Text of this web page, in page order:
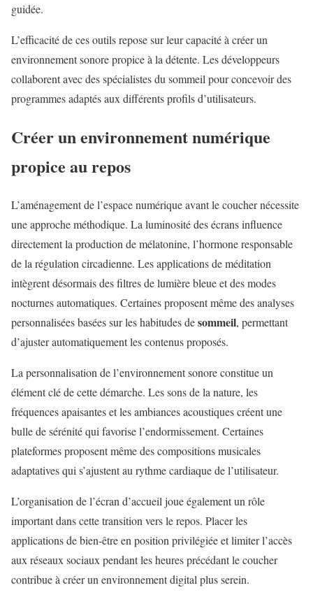
guidée.
L’efficacité de ces outils repose sur leur capacité à créer un
environnement sonore propice à la détente. Les développeurs
collaborent avec des spécialistes du sommeil pour concevoir des
programmes adaptés aux différents profils d’utilisateurs.
Créer un environnement numérique
propice au repos
L’aménagement de l’espace numérique avant le coucher nécessite
une approche méthodique. La luminosité des écrans influence
directement la production de mélatonine, l’hormone responsable
de la régulation circadienne. Les applications de méditation
intègrent désormais des filtres de lumière bleue et des modes
nocturnes automatiques. Certaines proposent même des analyses
personnalisées basées sur les habitudes desommeil, permettant
d’ajuster automatiquement les contenus proposés.
La personnalisation de l’environnement sonore constitue un
élément clé de cette démarche. Les sons de la nature, les
fréquences apaisantes et les ambiances acoustiques créent une
bulle de sérénité qui favorise l’endormissement. Certaines
plateformes proposent même des compositions musicales
adaptatives qui s’ajustent au rythme cardiaque de l’utilisateur.
L’organisation de l’écran d’accueil joue également un rôle
important dans cette transition vers le repos. Placer les
applications de bien-être en position privilégiée et limiter l’accès
aux réseaux sociaux pendant les heures précédant le coucher
contribue à créer un environnement digital plus serein.